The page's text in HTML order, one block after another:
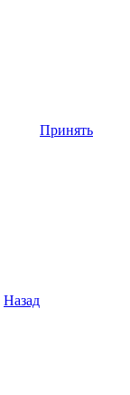
Принять
Назад